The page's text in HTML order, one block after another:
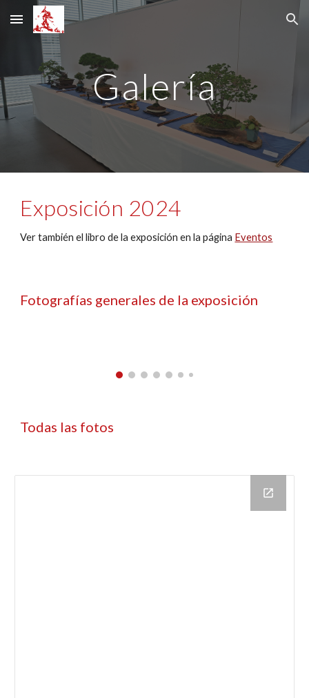
Skip to main content Skip to navigation
Galería
Exposición 2024
Ver también el libro de la exposición en la página Eventos
Fotografías generales de la exposición
Todas las fotos